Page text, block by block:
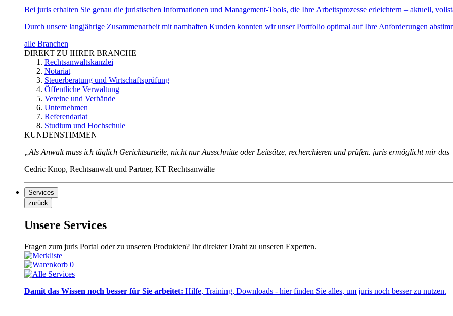
Bei juris erhalten Sie genau die juristischen Informationen und Management-Tools, die Ihre Arbeitsprozesse erleichtern – aktuell,
Durch unsere langjährige Zusammenarbeit mit namhaften Kunden konnten wir unser Portfolio optimal auf Ihre Anforderungen
alle Branchen
DIREKT ZU IHRER BRANCHE
Rechtsanwaltskanzlei
Notariat
Steuerberatung und Wirtschaftsprüfung
Öffentliche Verwaltung
Vereine und Verbände
Unternehmen
Referendariat
Studium und Hochschule
KUNDENSTIMMEN
„Als Anwalt muss ich täglich Gerichtsurteile, nicht nur Ausschnitte oder Leitsätze, recherchieren und prüfen. juris ermöglicht mir
Cedric Knop, Rechtsanwalt und Partner, KT Rechtsanwälte
Services
zurück
Unsere Services
Fragen zum juris Portal oder zu unseren Produkten? Ihr direkter Draht zu unseren Experten.
0
Damit das Wissen noch besser für Sie arbeitet: Hilfe, Training, Downloads - hier finden Sie alles, um juris noch besser zu nutzen.